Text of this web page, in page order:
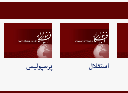
استقلال پرسپولیس